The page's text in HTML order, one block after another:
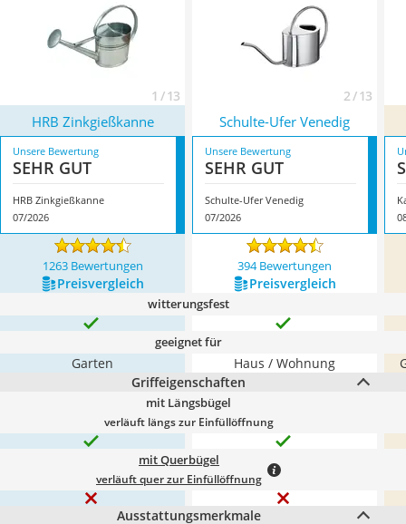
1 / 13 2 / 13
HRB Zinkgießkanne Schulte-Ufer Venedig
Unsere Bewertung
SEHR GUT
HRB Zinkgießkanne
07/2026
Unsere Bewertung
SEHR GUT
Schulte-Ufer Venedig
07/2026
1263 Bewertungen 394 Bewertungen
Preis­vergleich Preis­vergleich
witterungsfest
geeignet für
Garten Haus / Wohnung
Griffeigenschaften
mit Längsbügel
verläuft längs zur Einfüllöffnung
mit Querbügel
verläuft quer zur Einfüllöffnung
Ausstattungsmerkmale